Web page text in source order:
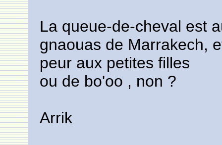
La queue-de-cheval est
gnaouas de Marrakech,
peur aux petites filles
ou de bo'oo , non ?
Arrik